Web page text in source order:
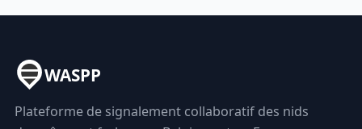
WASPP
Plateforme de signalement collaboratif des nids